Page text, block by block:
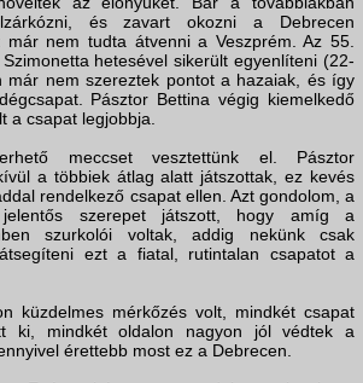
és zavart okozni a Debrecen
már nem tudta átvenni a Veszprém. Az 55.
hetesével sikerült egyenlíteni (22-
már nem szereztek pontot a hazaiak, és így
Pásztor Bettina végig kiemelkedő
a csapat legjobbja.
meccset vesztettünk el. Pásztor
a többiek átlag alatt játszottak, ez kevés
rendelkező csapat ellen. Azt gondolom, a
szerepet játszott, hogy amíg a
szurkolói voltak, addig nekünk csak
ezt a fiatal, rutintalan csapatot a
küzdelmes mérkőzés volt, mindkét csapat
ki, mindkét oldalon nagyon jól védtek a
érettebb most ez a Debrecen.